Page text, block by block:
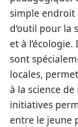
simple endroit
d’outil pour la
et à
sont
locales,
à la science
initiatives
entre le jeune